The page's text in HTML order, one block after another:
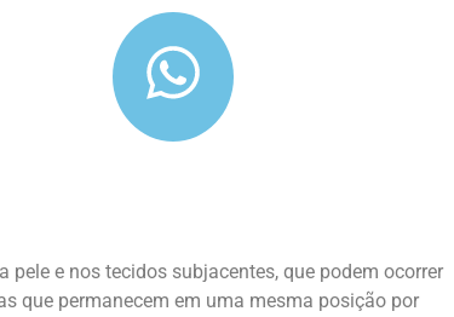
e nos tecidos subjacentes, que podem ocorrer
que permanecem em uma mesma posição por